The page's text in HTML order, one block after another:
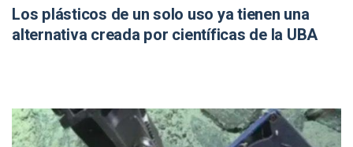
Los plásticos de un solo uso ya tienen una
alternativa creada por científicas de la UBA